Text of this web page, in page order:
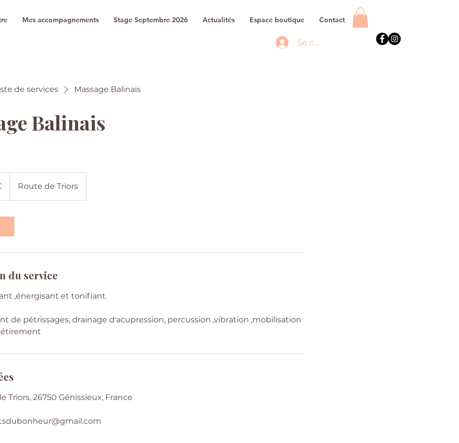
Mes accompagnements Stage Septembre 2026 Actualités Espace boutique Contact
Se connecter
de services Massage Balinais
Balinais
Route de Triors
du service
,énergisant et tonifiant.
de pétrissages, drainage d'acupression, percussion ,vibration ,mobilisation
Triors, 26750 Génissieux, France